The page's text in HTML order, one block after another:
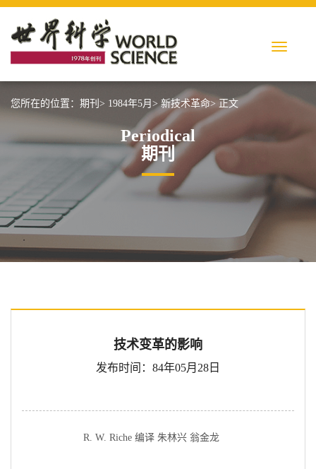
您所在的位置： 期刊> 1984年5月> 新技术革命> 正文
Periodical
期刊
技术变革的影响
发布时间：84年05月28日
R. W. Riche 编译 朱林兴 翁金龙